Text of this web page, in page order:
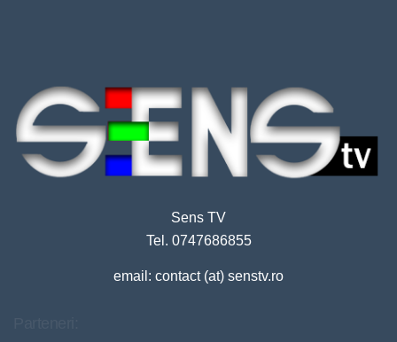
Sens TV
Tel. 0747686855
email: contact (at) senstv.ro